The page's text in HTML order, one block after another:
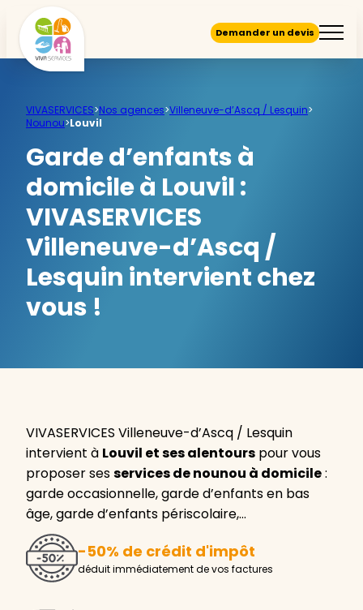
Demander un devis
VIVASERVICES>Nos agences>Villeneuve-d’Ascq / Lesquin>
Nounou>Louvil
Garde d’enfants à
domicile à Louvil :
VIVASERVICES
Villeneuve-d’Ascq /
Lesquin intervient chez
vous !
VIVASERVICES Villeneuve-d’Ascq / Lesquin
intervient à Louvil et ses alentours pour vous
proposer sesservices de nounou à domicile:
garde occasionnelle, garde d’enfants en bas
âge, garde d’enfants périscolaire,…
-50% de crédit d'impôt
déduit immédiatement de vos factures